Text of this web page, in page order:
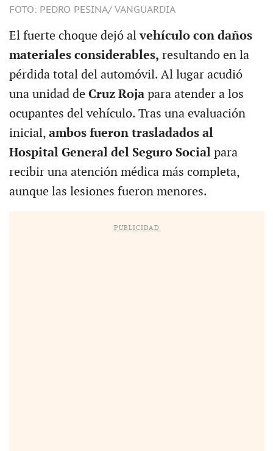
FOTO: PEDRO PESINA/ VANGUARDIA
El fuerte choque dejó alvehículo con daños
materiales considerables, resultando en la
pérdida total del automóvil. Al lugar acudió
una unidad deCruz Rojapara atender a los
ocupantes del vehículo. Tras una evaluación
inicial, ambos fueron trasladados al
Hospital General del Seguro Social para
recibir una atención médica más completa,
aunque las lesiones fueron menores.
PUBLICIDAD